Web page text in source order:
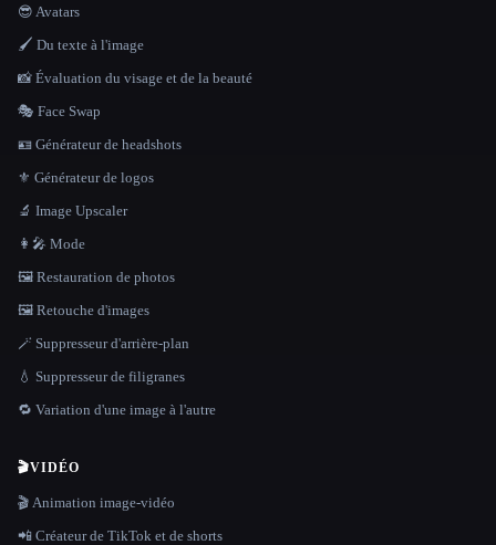
😎 Avatars
🖌️ Du texte à l'image
📸 Évaluation du visage et de la beauté
🎭 Face Swap
🪪 Générateur de headshots
⚜️ Générateur de logos
🔬 Image Upscaler
👩‍🎤 Mode
🖼️ Restauration de photos
🖼️ Retouche d'images
🪄 Suppresseur d'arrière-plan
💧 Suppresseur de filigranes
🔁 Variation d'une image à l'autre
🎬VIDÉO
🎬 Animation image-vidéo
📲 Créateur de TikTok et de shorts